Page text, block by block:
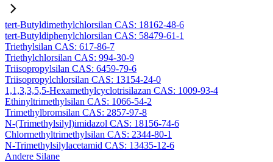
tert-Butyldimethylchlorsilan CAS: 18162-48-6
tert-Butyldiphenylchlorsilan CAS: 58479-61-1
Triethylsilan CAS: 617-86-7
Triethylchlorsilan CAS: 994-30-9
Triisopropylsilan CAS: 6459-79-6
Triisopropylchlorsilan CAS: 13154-24-0
1,1,3,3,5,5-Hexamethylcyclotrisilazan CAS: 1009-93-4
Ethinyltrimethylsilan CAS: 1066-54-2
Trimethylbromsilan CAS: 2857-97-8
N-(Trimethylsilyl)imidazol CAS: 18156-74-6
Chlormethyltrimethylsilan CAS: 2344-80-1
N-Trimethylsilylacetamid CAS: 13435-12-6
Andere Silane